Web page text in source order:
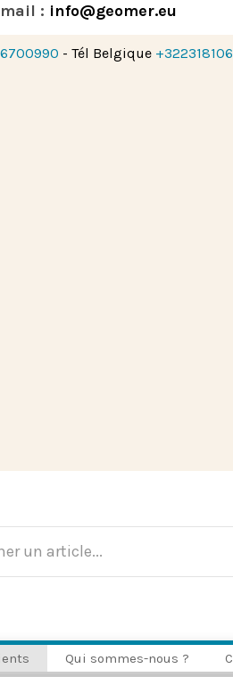
: info@geomer.eu
- Tél Belgique
Qui sommes-nous ?